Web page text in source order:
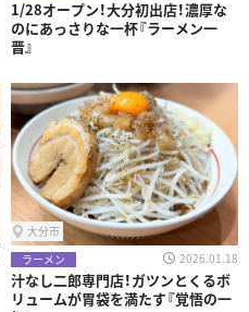
1/28オープン！大分初出店！濃厚な
のにあっさりな一杯『ラーメン一
晋』
大分市
ラーメン
2026.01.18
汁なし二郎専門店！ガツンとくるボ
リュームが胃袋を満たす『覚悟の一